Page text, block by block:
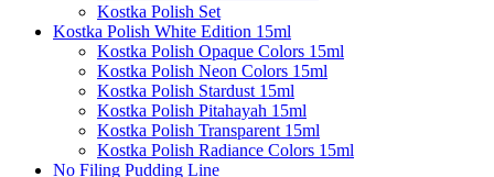
Kostka Polish Set
Kostka Polish White Edition 15ml
Kostka Polish Opaque Colors 15ml
Kostka Polish Neon Colors 15ml
Kostka Polish Stardust 15ml
Kostka Polish Pitahayah 15ml
Kostka Polish Transparent 15ml
Kostka Polish Radiance Colors 15ml
No Filing Pudding Line